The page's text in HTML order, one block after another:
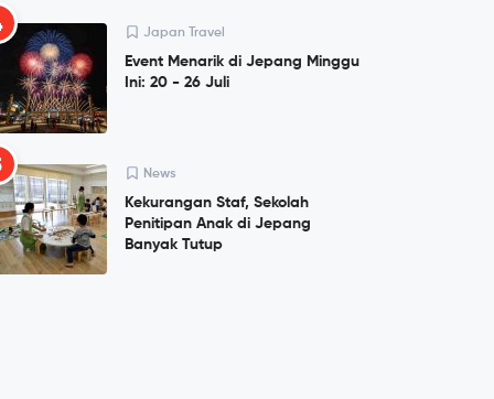
Japan Travel
Event Menarik di Jepang Minggu
Ini: 20 - 26 Juli
News
Kekurangan Staf, Sekolah
Penitipan Anak di Jepang
Banyak Tutup